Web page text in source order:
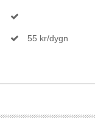
55 kr/dygn